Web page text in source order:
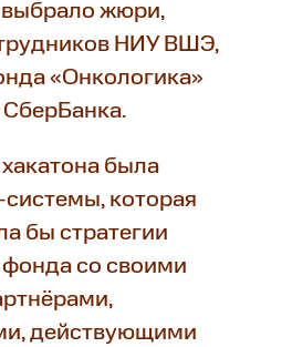
жюри,
НИУ ВШЭ,
«Онкологика»
СберБанка.
была
системы, которая
бы стратегии
со своими
действующими